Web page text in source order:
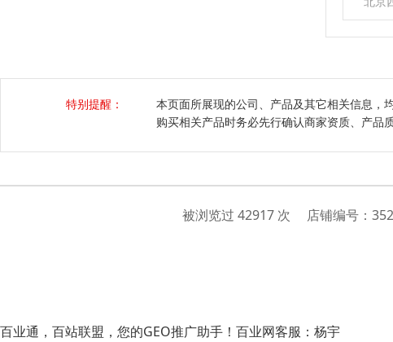
特别提醒：
本页面所展现的公司、产品及其它相关信息，
购买相关产品时务必先行确认商家资质、产品
被浏览过 42917 次 店铺编号：
百业通，百站联盟，您的GEO推广助手！ 百业网客服：杨宇